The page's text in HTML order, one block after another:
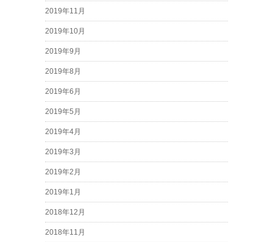
2019年11月
2019年10月
2019年9月
2019年8月
2019年6月
2019年5月
2019年4月
2019年3月
2019年2月
2019年1月
2018年12月
2018年11月